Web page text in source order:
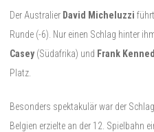
Der Australier David Micheluzzi
Runde (-6). Nur einen Schlag hinter
Casey (Südafrika) und Frank
Platz.
Besonders spektakulär war der
Belgien erzielte an der 12. Spielbahn